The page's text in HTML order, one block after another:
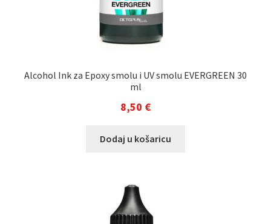
Alcohol Ink za Epoxy smolu i UV smolu EVERGREEN 30
ml
8,50 €
Dodaj u košaricu